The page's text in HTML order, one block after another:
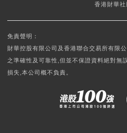
香港財華社
免責聲明：
財華控股有限公司及香港聯合交易所有限
之準確性及可靠性,但並不保證資料絕對無
損失,本公司概不負責。